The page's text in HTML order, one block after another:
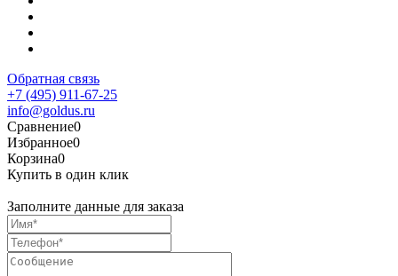
Обратная связь
+7 (495) 911-67-25
info@goldus.ru
Сравнение0
Избранное0
Корзина0
Купить в один клик
Заполните данные для заказа